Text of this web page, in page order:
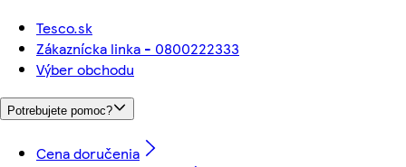
Tesco.sk
Zákaznícka linka - 0800222333
Výber obchodu
Potrebujete pomoc?
Cena doručenia